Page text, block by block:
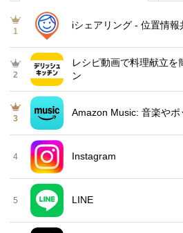
1
iシェアリング - 位置情報
2
レシピ動画で料理献立を
ン
3
Amazon Music: 音楽やポ
4 Instagram
5 LINE